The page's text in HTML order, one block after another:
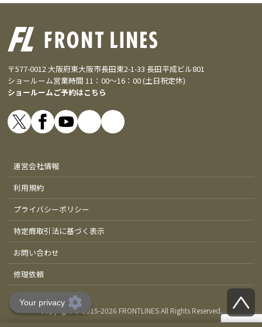
〒577-0012 大阪府東大阪市長田東2-1-33 長田平成ビル801
ショールーム営業時間 11：00～16：00 (土日祝定休)
ショールームご予約はこちら
運営会社情報
利用規約
プライバシーポリシー
特定商取引法に基づく表示
お問い合わせ
修理依頼
Copyright © 2015-2026 FRONTLINES All Rights Reserved.